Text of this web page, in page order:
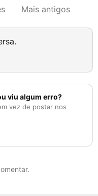
Mais antigos
viu algum erro?
vez de postar nos